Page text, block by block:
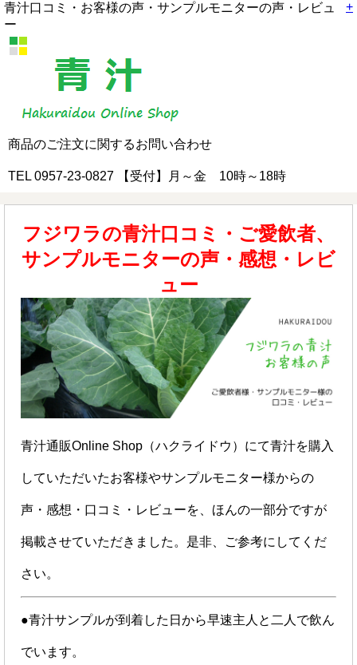
+
青汁口コミ・お客様の声・サンプルモニターの声・レビュ
ー
商品のご注文に関するお問い合わせ
TEL 0957-23-0827 【受付】月～金 10時～18時
フジワラの青汁口コミ・ご愛飲者、
サンプルモニターの声・感想・レビ
ュー
青汁通販Online Shop（ハクライドウ）にて青汁を購入
していただいたお客様やサンプルモニター様からの
声・感想・口コミ・レビューを、ほんの一部分ですが
掲載させていただきました。是非、ご参考にしてくだ
さい。
●青汁サンプルが到着した日から早速主人と二人で飲ん
でいます。